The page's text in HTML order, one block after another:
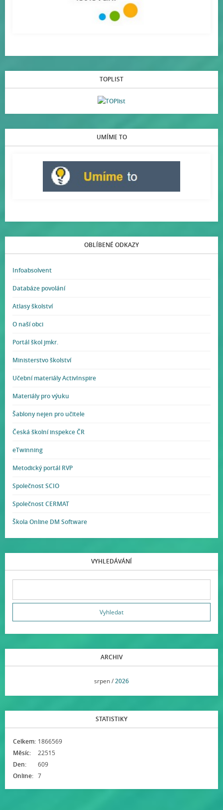
TOPLIST
UMÍME TO
OBLÍBENÉ ODKAZY
Infoabsolvent
Databáze povolání
Atlasy školství
O naší obci
Portál škol jmkr.
Ministerstvo školství
Učební materiály ActivInspire
Materiály pro výuku
Šablony nejen pro učitele
Česká školní inspekce ČR
eTwinning
Metodický portál RVP
Společnost SCIO
Společnost CERMAT
Škola Online DM Software
VYHLEDÁVÁNÍ
ARCHIV
srpen /2026
STATISTIKY
Online: 7
Celkem: 1866569
Měsíc:
22515
Den:
609